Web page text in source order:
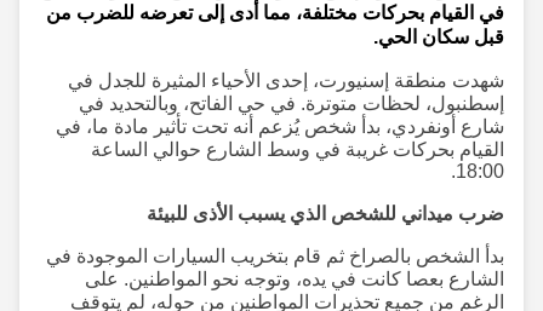
في القيام بحركات مختلفة، مما أدى إلى تعرضه للضرب من
قبل سكان الحي.
شهدت منطقة إسنيورت، إحدى الأحياء المثيرة للجدل في
إسطنبول، لحظات متوترة. في حي الفاتح، وبالتحديد في
شارع أونفردي، بدأ شخص يُزعم أنه تحت تأثير مادة ما، في
القيام بحركات غريبة في وسط الشارع حوالي الساعة
18:00.
ضرب ميداني للشخص الذي يسبب الأذى للبيئة
بدأ الشخص بالصراخ ثم قام بتخريب السيارات الموجودة في
الشارع بعصا كانت في يده، وتوجه نحو المواطنين. على
الرغم من جميع تحذيرات المواطنين من حوله، لم يتوقف